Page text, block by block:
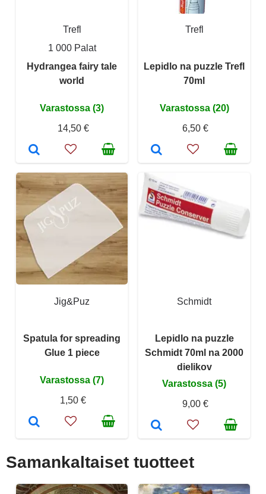
Trefl
1 000 Palat
Hydrangea fairy tale
world
Varastossa (3)
14,50 €
Trefl
Lepidlo na puzzle Trefl
70ml
Varastossa (20)
6,50 €
Jig&Puz
Spatula for spreading
Glue 1 piece
Varastossa (7)
1,50 €
Schmidt
Lepidlo na puzzle
Schmidt 70ml na 2000
dielikov
Varastossa (5)
9,00 €
Samankaltaiset tuotteet